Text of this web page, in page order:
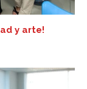
y arte!